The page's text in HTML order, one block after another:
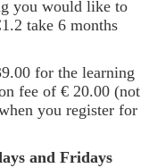
you would like to
take 6 months
for the learning
fee of € 20.00 (not
you register for
and Fridays